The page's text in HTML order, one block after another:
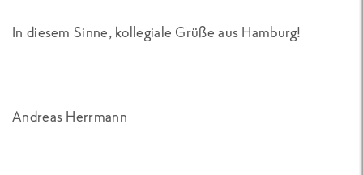
In diesem Sinne, kollegiale Grüße aus Hamburg!
Andreas Herrmann